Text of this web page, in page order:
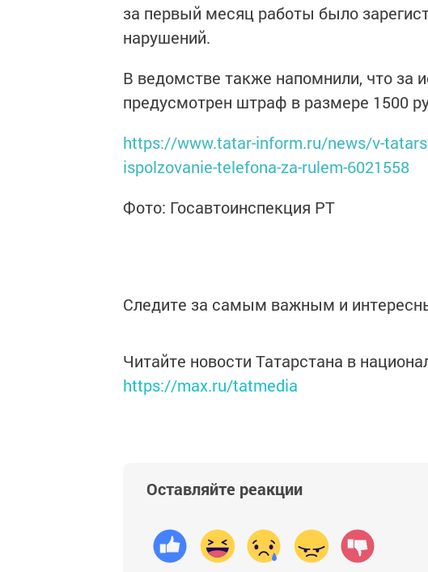
за первый месяц работы было
нарушений.
В ведомстве также напомнили, что за
предусмотрен штраф в размере 1500
https://www.tatar-inform.ru/news/v-
ispolzovanie-telefona-za-rulem-6021558
Фото: Госавтоинспекция РТ
Следите за самым важным и
Читайте новости Татарстана в
https://max.ru/tatmedia
Оставляйте реакции